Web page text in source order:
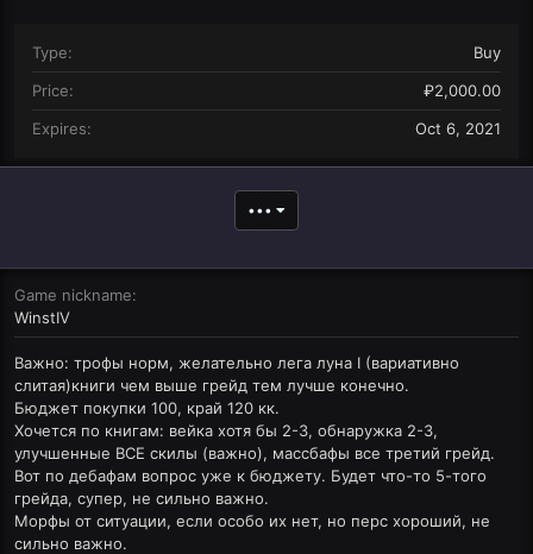
Type
Buy
Price
₽2,000.00
Expires
Oct 6, 2021
•••
Game nickname
WinstIV
Важно: трофы норм, желательно лега луна I (вариативно
слитая)книги чем выше грейд тем лучше конечно.
Бюджет покупки 100, край 120 кк.
Хочется по книгам: вейка хотя бы 2-3, обнаружка 2-3,
улучшенные ВСЕ скилы (важно), массбафы все третий грейд.
Вот по дебафам вопрос уже к бюджету. Будет что-то 5-того
грейда, супер, не сильно важно.
Морфы от ситуации, если особо их нет, но перс хороший, не
сильно важно.